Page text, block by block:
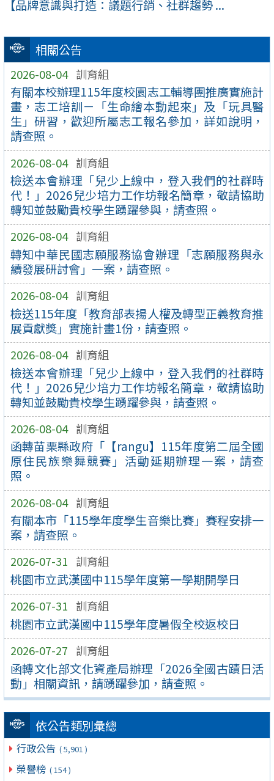
相關公告
2026-08-04 訓育組
有關本校辦理115年度校園志工輔導團推廣實施計
畫，志工培訓－「生命繪本動起來」及「玩具醫
生」研習，歡迎所屬志工報名參加，詳如說明，
請查照。
2026-08-04 訓育組
檢送本會辦理「兒少上線中，登入我們的社群時
代！」2026兒少培力工作坊報名簡章，敬請協助
轉知並鼓勵貴校學生踴躍參與，請查照。
2026-08-04 訓育組
轉知中華民國志願服務協會辦理「志願服務與永
續發展研討會」一案，請查照。
2026-08-04 訓育組
檢送115年度「教育部表揚人權及轉型正義教育推
展貢獻獎」實施計畫1份，請查照。
2026-08-04 訓育組
檢送本會辦理「兒少上線中，登入我們的社群時
代！」2026兒少培力工作坊報名簡章，敬請協助
轉知並鼓勵貴校學生踴躍參與，請查照。
2026-08-04 訓育組
函轉苗栗縣政府「【rangu】115年度第二屆全國
原住民族樂舞競賽」活動延期辦理一案，請查
照。
2026-08-04 訓育組
有關本市「115學年度學生音樂比賽」賽程安排一
案，請查照。
2026-07-31 訓育組
桃園市立武漢國中115學年度第一學期開學日
2026-07-31 訓育組
桃園市立武漢國中115學年度暑假全校返校日
2026-07-27 訓育組
函轉文化部文化資產局辦理「2026全國古蹟日活
動」相關資訊，請踴躍參加，請查照。
依公告類別彙總
行政公告 ( 5,901 )
榮譽榜 ( 154 )
【品牌意識與打造：議題行銷、社群趨勢 ...